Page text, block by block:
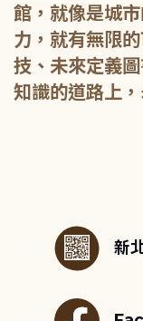
館，就像是城
力，就有無限
技、未來定義
知識的道路上
新